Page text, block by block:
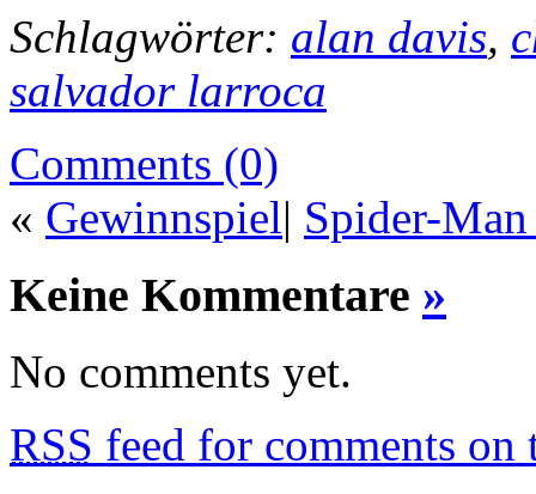
Schlagwörter: alan davis,
salvador larroca
Comments (0)
« Gewinnspiel| Spider-
Keine Kommentare »
No comments yet.
RSS feed for comments on